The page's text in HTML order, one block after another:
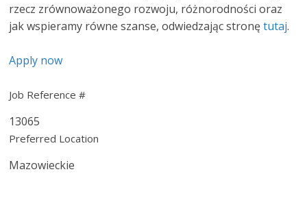
rzecz zrównoważonego rozwoju, różnorodności oraz
jak wspieramy równe szanse, odwiedzając stronętutaj.
Apply now
Job Reference #
13065
Preferred Location
Mazowieckie